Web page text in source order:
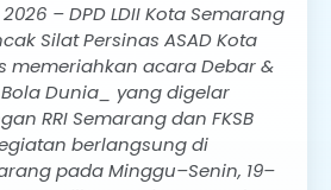
– DPD LDII Kota Semarang
Silat Persinas ASAD Kota
memeriahkan acara Debar &
Dunia_ yang digelar
RRI Semarang dan FKSB
berlangsung di
pada Minggu–Senin, 19–